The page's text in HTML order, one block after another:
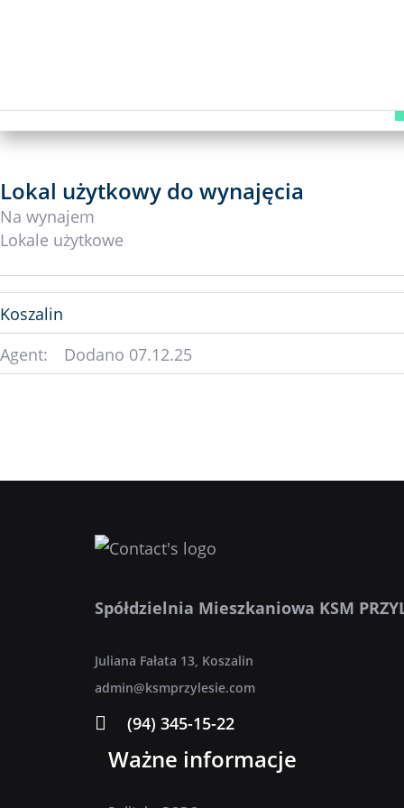
Lokal użytkowy do wynajęcia
Na wynajem
Lokale użytkowe
Koszalin
Agent:
Dodano 07.12.25
Spółdzielnia Mieszkaniowa KSM
Juliana Fałata 13, Koszalin
admin@ksmprzylesie.com
(94) 345-15-22
Ważne informacje